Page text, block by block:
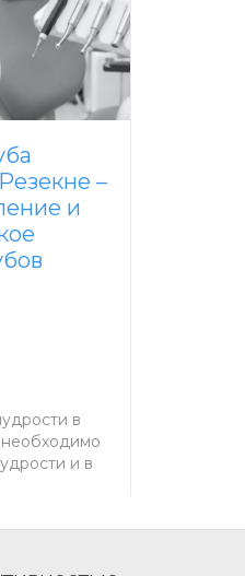
–
и
в
необходимо
и в
после…